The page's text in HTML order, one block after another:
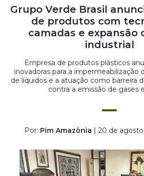
Grupo Verde Brasil
de produtos com
camadas e expansão
industrial
Empresa de produtos plásticos
inovadoras para a impermeabilização
de líquidos e a atuação como barreira
contra a emissão de gases
Por: Pim Amazônia | 20 de agosto